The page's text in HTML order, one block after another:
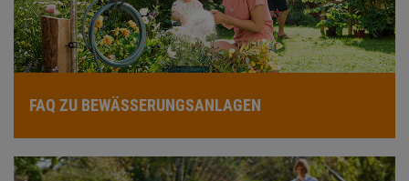
FAQ ZU BEWÄSSERUNGSANLAGEN